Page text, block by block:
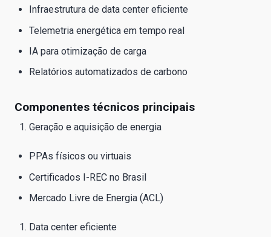
Infraestrutura de data center eficiente
Telemetria energética em tempo real
IA para otimização de carga
Relatórios automatizados de carbono
Componentes técnicos principais
Geração e aquisição de energia
PPAs físicos ou virtuais
Certificados I-REC no Brasil
Mercado Livre de Energia (ACL)
Data center eficiente